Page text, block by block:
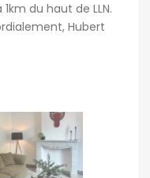
du haut de LLN.
Hubert